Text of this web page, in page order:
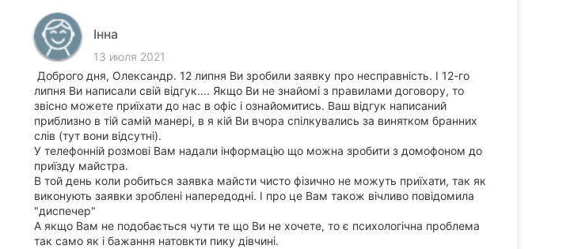
Інна
13 июля 2021
Доброго дня, Олександр. 12 липня Ви зробили заявку про несправність. І 12-го
липня Ви написали свій відгук.... Якщо Ви не знайомі з правилами договору, то
звісно можете приїхати до нас в офіс і ознайомитись. Ваш відгук написаний
приблизно в тій самій манері, в я кій Ви вчора спілкувались за винятком бранних
слів (тут вони відсутні).
У телефонній розмові Вам надали інформацію що можна зробити з домофоном до
приїзду майстра.
В той день коли робиться заявка майсти чисто фізично не можуть приїхати, так як
виконують заявки зроблені напередодні. І про це Вам також вічливо повідомила
"диспечер"
А якщо Вам не подобається чути те що Ви не хочете, то є психологічна проблема
так само як і бажання натовкти пику дівчині.